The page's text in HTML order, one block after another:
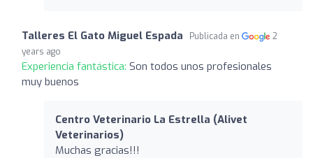
Talleres El Gato Miguel Espada Publicada en
2
years ago
Experiencia fantástica: Son todos unos profesionales
muy buenos
Centro Veterinario La Estrella (Alivet
Veterinarios)
Muchas gracias!!!